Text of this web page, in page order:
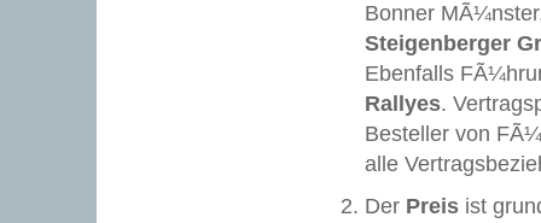
Bonner
Steigenberger
Ebenfalls
Rallyes.
Besteller von
alle
Der Preis ist